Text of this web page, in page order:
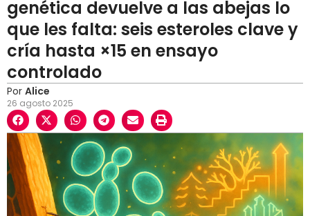
genética devuelve a las abejas lo
que les falta: seis esteroles clave y
cría hasta ×15 en ensayo
controlado
Por Alice
26 agosto 2025